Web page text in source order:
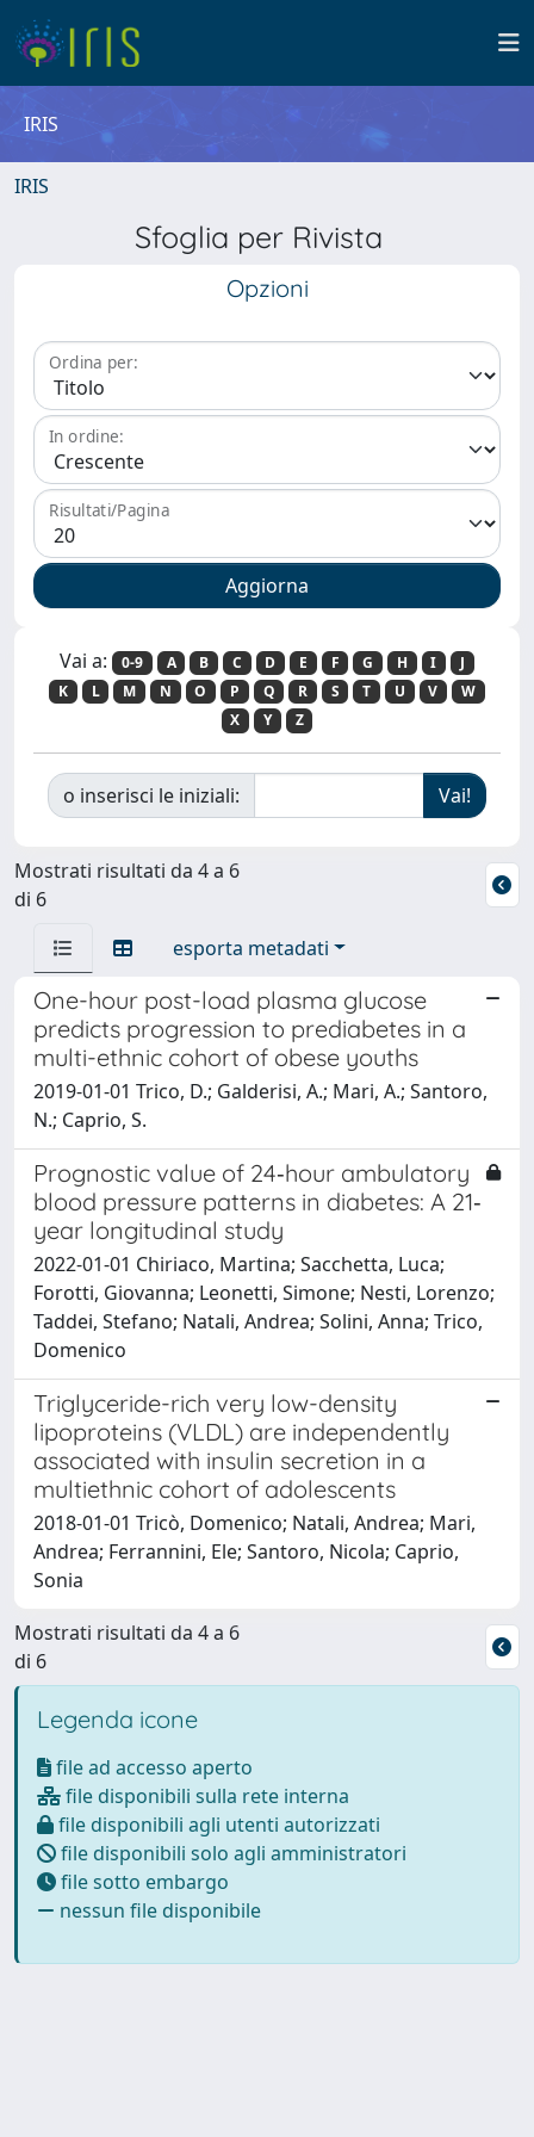
IRIS
IRIS
Sfoglia per Rivista
Opzioni
Ordina per:
In ordine:
Risultati/Pagina
Vai a: 0-9 A B C D E F G H I
J
K
L M N O P Q R S T U V
W
X
Y Z
o inserisci le iniziali:
Mostrati risultati da 4 a 6
di 6
esporta metadati
One-hour post-load plasma glucose
predicts progression to prediabetes in a
multi-ethnic cohort of obese youths
2019-01-01 Trico, D.; Galderisi, A.; Mari, A.; Santoro,
N.; Caprio, S.
Prognostic value of 24‐hour ambulatory
blood pressure patterns in diabetes: A 21‐
year longitudinal study
2022-01-01 Chiriaco, Martina; Sacchetta, Luca;
Forotti, Giovanna; Leonetti, Simone; Nesti, Lorenzo;
Taddei, Stefano; Natali, Andrea; Solini, Anna; Trico,
Domenico
Triglyceride-rich very low-density
lipoproteins (VLDL) are independently
associated with insulin secretion in a
multiethnic cohort of adolescents
2018-01-01 Tricò, Domenico; Natali, Andrea; Mari,
Andrea; Ferrannini, Ele; Santoro, Nicola; Caprio,
Sonia
Mostrati risultati da 4 a 6
di 6
Legenda icone
file ad accesso aperto
file disponibili sulla rete interna
file disponibili agli utenti autorizzati
file disponibili solo agli amministratori
file sotto embargo
nessun file disponibile